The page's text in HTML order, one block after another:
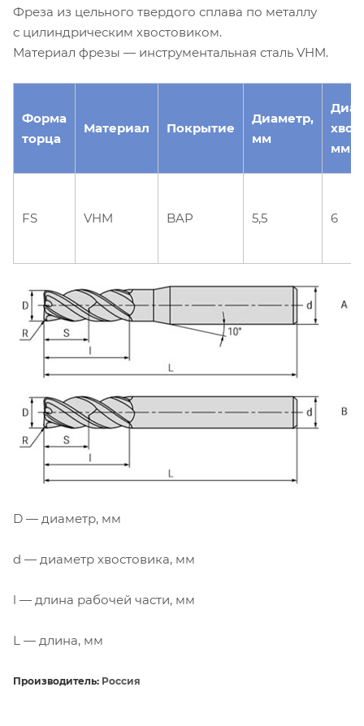
Фреза из цельного твердого сплава по металлу
с цилиндрическим хвостовиком.
Материал фрезы — инструментальная сталь VHM.
Форма
торца
Материал Покрытие
Диаметр,
мм
мм
FS VHM BAP 5,5 6
D — диаметр, мм
d — диаметр хвостовика, мм
l — длина рабочей части, мм
L — длина, мм
Производитель: Россия